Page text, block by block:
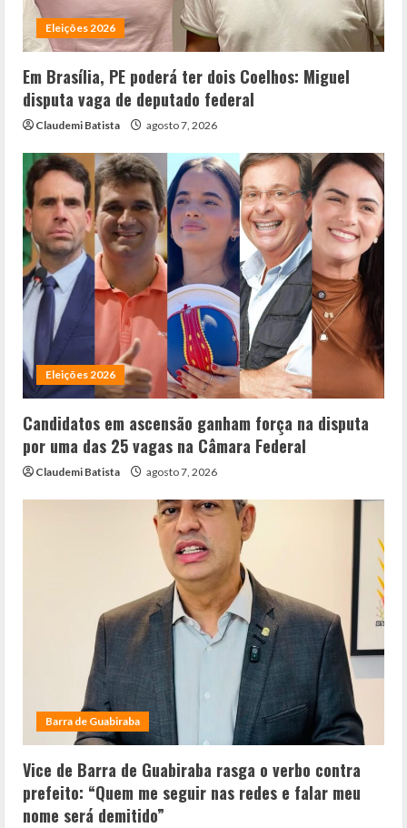
Eleições 2026
Em Brasília, PE poderá ter dois Coelhos: Miguel
disputa vaga de deputado federal
Claudemi Batista agosto 7, 2026
Eleições 2026
Candidatos em ascensão ganham força na disputa
por uma das 25 vagas na Câmara Federal
Claudemi Batista agosto 7, 2026
Barra de Guabiraba
Vice de Barra de Guabiraba rasga o verbo contra
prefeito: “Quem me seguir nas redes e falar meu
nome será demitido”